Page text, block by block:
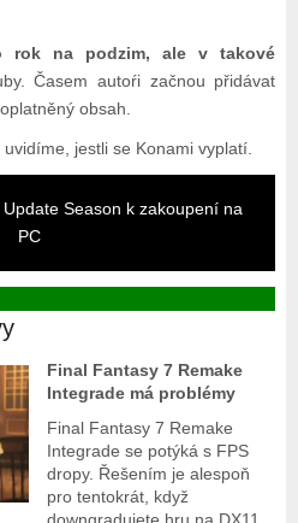
rok na podzim, ale v takové
Časem autoŕi začnou přidávat
obsah.
jestli se Konami vyplatí.
Season k zakoupení na
PC
Final Fantasy 7 Remake
Integrade má problémy
Final Fantasy 7 Remake
Integrade se potýká s FPS
dropy. Řešením je alespoň
pro tentokrát, když